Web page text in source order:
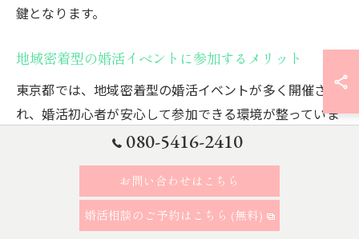
鍵となります。
地域密着型の婚活イベントに参加するメリット
東京都では、地域密着型の婚活イベントが多く開催さ
れ、婚活初心者が安心して参加できる環境が整っていま
す。地元の特性を活かしたイベントでは、地元住民との
つながりを深めることができ、自然体での出会いが期待
できます。また、参加者が比較的少人数であるため、じ
っくりと相手とコミュニケーションを取ることが可能で
す。地域に密着した活動を通じて、共通の話題や興味を
080-5416-2410
お問い合わせはこちら
婚活相談のご予約はこちら (無料)